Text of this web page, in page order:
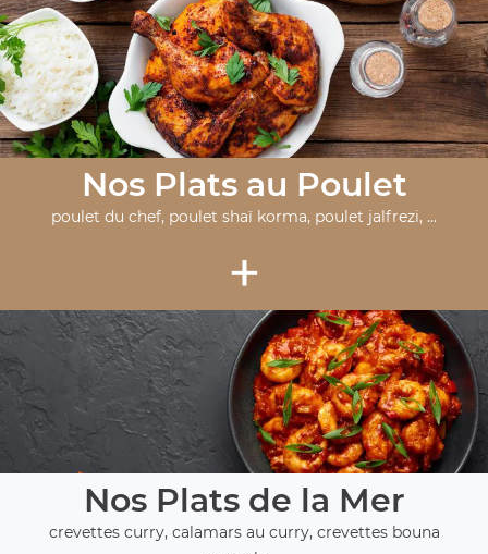
Nos Plats au Poulet
poulet du chef, poulet shaï korma, poulet jalfrezi, ...
+
Nos Plats de la Mer
crevettes curry, calamars au curry, crevettes bouna